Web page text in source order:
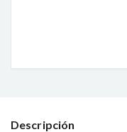
Descripción